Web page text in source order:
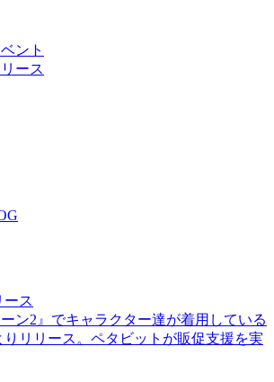
ント
ース
ース
ーン2』でキャラクター達が着用している
りリリース。ペタビットが販促支援を実